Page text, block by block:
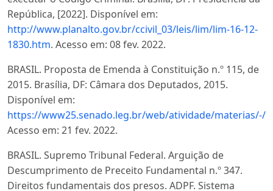
República, [2022]. Disponível em:
http://www.planalto.gov.br/ccivil_03/leis/lim/lim-16-12-
1830.htm. Acesso em: 08 fev. 2022.
BRASIL. Proposta de Emenda à Constituição n.º 115, de
2015. Brasília, DF: Câmara dos Deputados, 2015.
Disponível em:
https://www25.senado.leg.br/web/atividade/materias/-/
Acesso em: 21 fev. 2022.
BRASIL. Supremo Tribunal Federal. Arguição de
Descumprimento de Preceito Fundamental n.º 347.
Direitos fundamentais dos presos. ADPF. Sistema